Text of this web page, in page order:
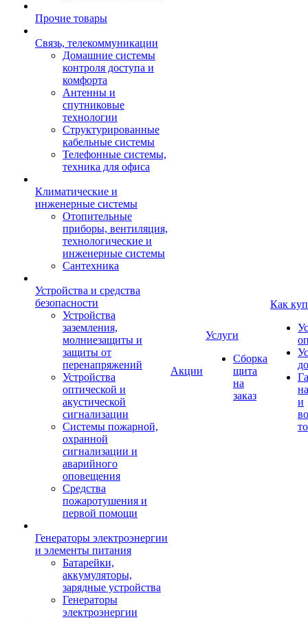
Прочие товары
Связь, телекоммуникации
Домашние системы
контроля доступа и
комфорта
Антенны и
спутниковые
технологии
Структурированные
кабельные системы
Телефонные системы,
техника для офиса
Климатические и
инженерные системы
Отопительные
приборы, вентиляция,
технологические и
инженерные системы
Сантехника
Устройства и средства
безопасности
Устройства
заземления,
молниезащиты и
защиты от
перенапряжений
Устройства
оптической и
акустической
сигнализации
Системы пожарной,
охранной
сигнализации и
аварийного
оповещения
Средства
пожаротушения и
первой помощи
Генераторы электроэнергии
и элементы питания
Батарейки,
аккумуляторы,
зарядные устройства
Генераторы
электроэнергии
Акции
Услуги
Сборка
щита
на
заказ
Как
и